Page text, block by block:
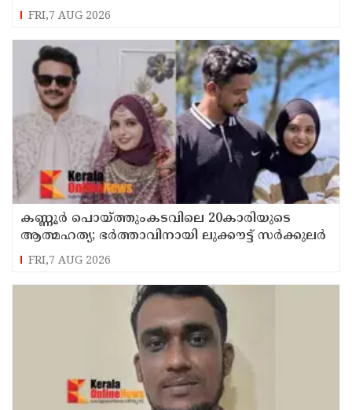
FRI,7 AUG 2026
കണ്ണൂർ പൊയ്ത്തുംകടവിലെ 20കാരിയുടെ
ആത്മഹത്യ; ഭർത്താവിനായി ലുക്കൗട്ട് സർക്കുലർ
FRI,7 AUG 2026